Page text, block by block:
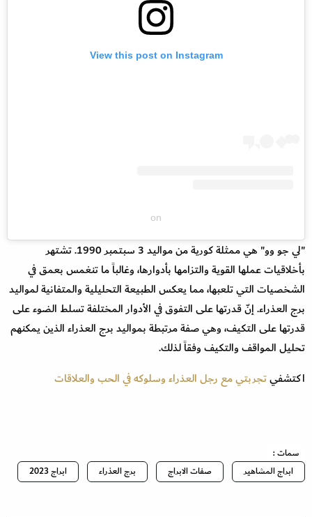
View this post on Instagram
on
"لي جو وو" هي ممثلة كورية من مواليد 3 سبتمبر 1990. تشتهر
بأخلاقيات عملها القوية والتزامها بأدوارها، وغالباً ما تنغمس بعمق في
الشخصيات التي تلعبها، مما يعكس الطبيعة التحليلية والمتفانية لمواليد
برج العذراء. إنّ قدرتها على التفوق في الأدوار المختلفة تسلط الضوء على
قدرتها على التكيف، وهي صفة مرتبطة بمواليد برج العذراء الذين يمكنهم
تحليل المواقف والتكيف وفقاً لذلك.
اكتشفيتجربتي مع رجل العذراء وسلوكه في الحب والعلاقات
سمات :
ابراج المشاهير
صفات الابراج برج العذراء ابراج 2023